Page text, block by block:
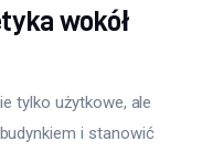
wokół
tylko użytkowe, ale
i stanowić